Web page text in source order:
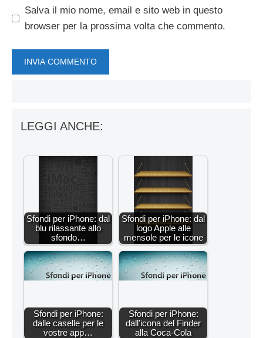
Salva il mio nome, email e sito web in questo
browser per la prossima volta che commento.
LEGGI ANCHE:
Sfondi per iPhone: dal
blu rilassante allo
sfondo…
Sfondi per iPhone: dal
logo Apple alle
mensole per le icone
Sfondi per iPhone:
dalle caselle per le
vostre app…
Sfondi per iPhone:
dall'icona del Finder
alla Coca-Cola